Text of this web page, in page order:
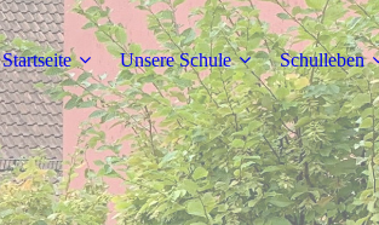
Startseite Unsere Schule Schulleben